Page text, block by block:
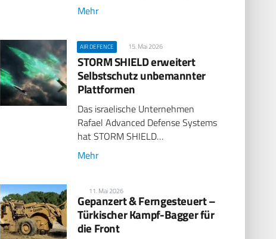
Mehr
AIR DEFENCE 15. Mai 2026
STORM SHIELD erweitert
Selbstschutz unbemannter
Plattformen
Das israelische Unternehmen
Rafael Advanced Defense Systems
hat STORM SHIELD…
Mehr
11. Mai 2026
Gepanzert & Ferngesteuert –
Türkischer Kampf-Bagger für
die Front